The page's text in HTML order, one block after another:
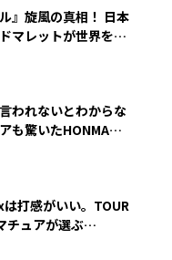
』旋風の真相！ 日本
マレットが世界を席
われないとわからな
も驚いたHONMA
は打感がいい。TOUR
チュアが選ぶ